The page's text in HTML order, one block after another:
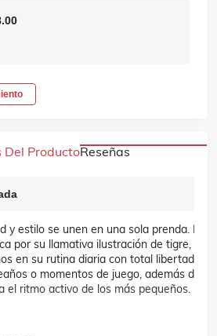
Del ProductoReseñas
y estilo se unen en una sola prenda.
por su llamativa ilustración de tigre, es
en su rutina diaria con total libertad de
o momentos de juego, además de
el ritmo activo de los más pequeños.